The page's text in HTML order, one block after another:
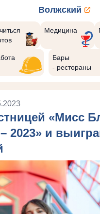
Волжский
Медицина
Бары
- рестораны
«Мисс
2023» и
через: